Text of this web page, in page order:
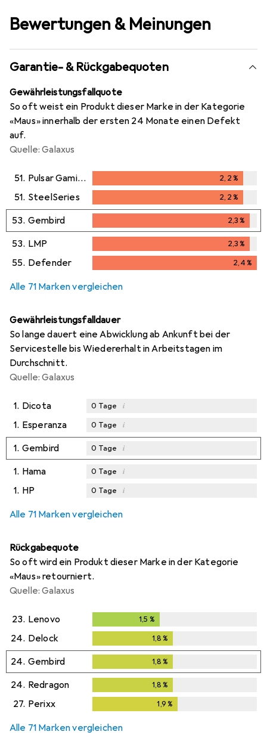
Bewertungen & Meinungen
Garantie- & Rückgabequoten
Gewährleistungsfallquote
So oft weist ein Produkt dieser Marke in der Kategorie
«Maus» innerhalb der ersten 24 Monate einen Defekt
auf.
Quelle: Galaxus
51. Pulsar Gaming Gears 2,2%
2,2%
51. SteelSeries 2,2%
2,2%
53. Gembird 2,3%
2,3%
53. LMP 2,3%
2,3%
55. Defender 2,4%
Alle 71 Marken vergleichen
Gewährleistungsfalldauer
So lange dauert eine Abwicklung ab Ankunft bei der
Servicestelle bis Wiedererhalt in Arbeitstagen im
Durchschnitt.
Quelle: Galaxus
1. Dicota 0 Tage i
1. Esperanza 0 Tage i
1. Gembird 0 Tage i
1. Hama 0 Tage i
1. HP 0 Tage i
Alle 71 Marken vergleichen
Rückgabequote
So oft wird ein Produkt dieser Marke in der Kategorie
«Maus» retourniert.
Quelle: Galaxus
23. Lenovo 1,5 %
24. Delock 1,8 %
24. Gembird 1,8 %
24. Redragon 1,8 %
27. Perixx 1,9 %
Alle 71 Marken vergleichen